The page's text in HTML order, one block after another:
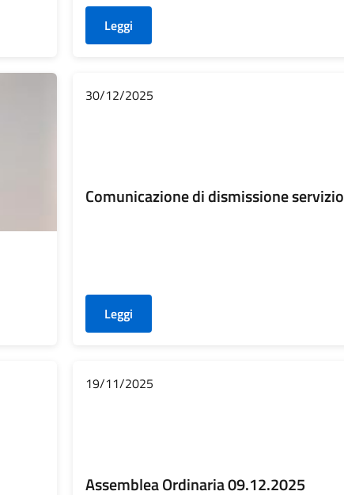
Leggi
30/12/2025
Comunicazione di dismissione
Leggi
19/11/2025
Assemblea Ordinaria 09.12.2025